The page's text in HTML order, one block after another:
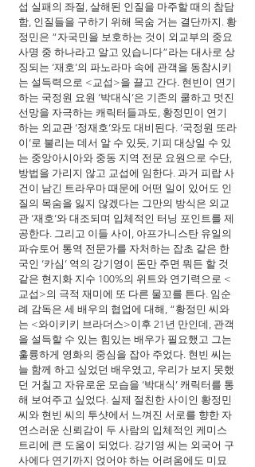
섭 실패의 좌절, 살해된 인질을 마주할 때의 참담
함, 인질들을 구하기 위해 목숨 거는 결단까지. 황
정민은 “자국민을 보호하는 것이 외교부의 중요
사명 중 하나라고 알고 있습니다”라는 대사로 상
징되는 ‘재호’의 파노라마 속에 관객을 동참시키
는 설득력으로 <교섭>을 끌고 간다. 현빈이 연기
하는 국정원 요원 ‘박대식’은 기존의 쿨하고 멋진
선망을 자극하는 캐릭터들과도, 황정민이 연기
하는 외교관 ‘정재호’와도 대비된다. ‘국정원 또라
이’로 불리는 데서 알 수 있듯, 기피 대상일 수 있
는 중앙아시아와 중동 지역 전문 요원으로 수단,
방법을 가리지 않고 교섭에 임한다. 과거 피랍 사
건이 남긴 트라우마 때문에 어떤 일이 있어도 인
질의 목숨을 잃지 않겠다는 그만의 방식은 외교
관 ‘재호’와 대조되며 입체적인 터닝 포인트를 제
공한다. 그리고 이들 사이, 아프가니스탄 유일의
파슈토어 통역 전문가를 자처하는 잡초 같은 한
국인 ‘카심’ 역의 강기영이 돈만 주면 뭐든 할 것
같은 현지화 지수 100%의 위트와 연기력으로 <
교섭>의 극적 재미에 또 다른 물꼬를 튼다. 임순
례 감독은 세 배우의 협업에 대해, “황정민 씨와
는 <와이키키 브라더스>이후 21년 만인데, 관객
을 설득할 수 있는 힘있는 배우가 필요했고 그는
훌륭하게 영화의 중심을 잡아 주었다. 현빈 씨는
늘 함께 하고 싶었던 배우였고, 우리가 보지 못했
던 거칠고 자유로운 모습을 ‘박대식’ 캐릭터를 통
해 보여주고 싶었다. 실제 절친한 사이인 황정민
씨와 현빈 씨의 투샷에서 느껴진 서로를 향한 자
연스러운 신뢰감이 두 사람의 입체적인 케미스
트리에 큰 도움이 되었다. 강기영 씨는 외국어 구
사에다 연기까지 얹어야 하는 어려움에도 미묘